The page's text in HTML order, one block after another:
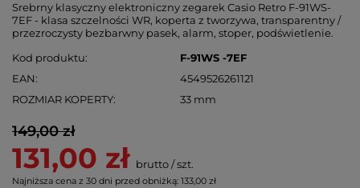
Srebrny klasyczny elektroniczny zegarek Casio Retro F-91WS-
7EF - klasa szczelności WR, koperta z tworzywa, transparentny /
przezroczysty bezbarwny pasek, alarm, stoper, podświetlenie.
Kod produktu
F-91WS -7EF
EAN
4549526261121
ROZMIAR KOPERTY
33 mm
149,00 zł
131,00 zł brutto/szt.
Najniższa cena z 30 dni przed obniżką: 133,00 zł